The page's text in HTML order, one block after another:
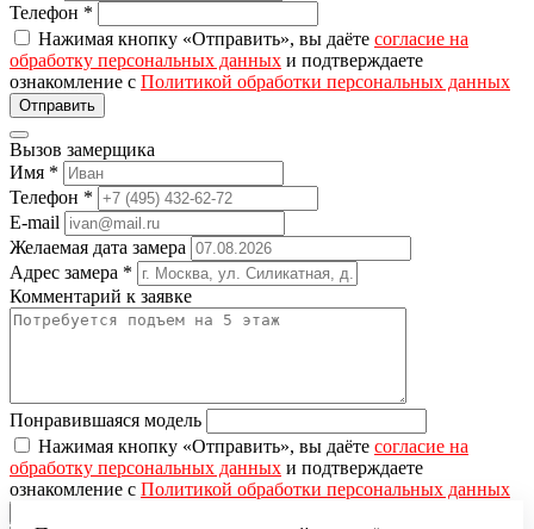
Телефон *
Нажимая кнопку «Отправить», вы даёте согласие на
обработку персональных данных и подтверждаете
ознакомление с Политикой обработки персональных данных
Вызов замерщика
Имя *
Телефон *
E-mail
Желаемая дата замера
Адрес замера *
Комментарий к заявке
Понравившаяся модель
Нажимая кнопку «Отправить», вы даёте согласие на
обработку персональных данных и подтверждаете
ознакомление с Политикой обработки персональных данных